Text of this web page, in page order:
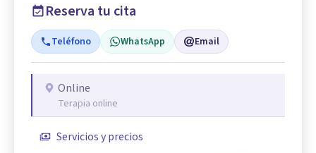
Reserva tu cita
Teléfono WhatsApp Email
Online
Terapia online
Servicios y precios